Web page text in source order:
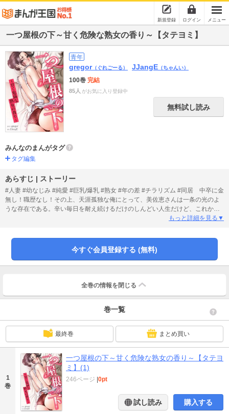
新規登録 ログイン メニュー
一つ屋根の下～甘く危険な熟女の香り～【タテヨミ】
青年
gregor（ぐれごーる） JJangE （ちゃんい）
100巻 完結
85人 がお気に入り登録中
無料試し読み
みんなのまんがタグ
タグ編集
あらすじ | ストーリー
#人妻 #幼なじみ #純愛 #巨乳/爆乳 #熟女 #年の差 #チラリズム #同居 中卒に金
無し！職歴なし！その上、天涯孤独な俺にとって、美佐恵さんは一条の光のよ
うな存在である。辛い毎日を耐え続けるだけのしんどい人生だけど、これから
もずっと彼女と一緒にいたい。でも、こんな俺が…美佐恵さんの側にいてもい
もっと詳細を見る▼
今すぐ会員登録する (無料)
全巻の情報を 閉じる
巻一覧
最終巻 まとめ買い
1
巻
一つ屋根の下～甘く危険な熟女の香り～【タテヨ
ミ】(1)
246ページ 0pt
試し読み 購入する